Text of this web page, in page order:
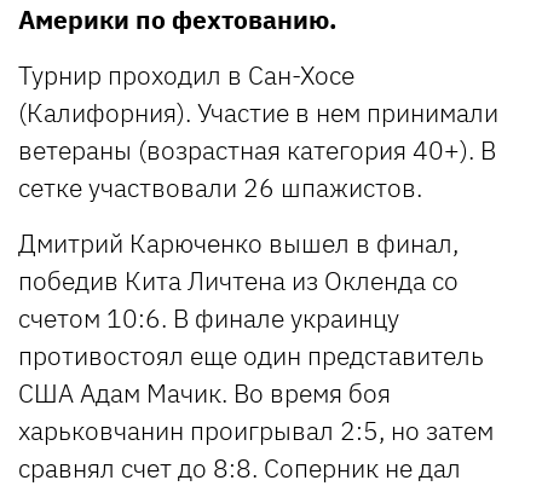
Америки по фехтованию.
Турнир проходил в Сан-Хосе
(Калифорния). Участие в нем принимали
ветераны (возрастная категория 40+). В
сетке участвовали 26 шпажистов.
Дмитрий Карюченко вышел в финал,
победив Кита Личтена из Окленда со
счетом 10:6. В финале украинцу
противостоял еще один представитель
США Адам Мачик. Во время боя
харьковчанин проигрывал 2:5, но затем
сравнял счет до 8:8. Соперник не дал